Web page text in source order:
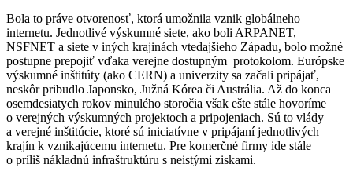
Bola to práve otvorenosť, ktorá umožnila vznik globálneho
internetu. Jednotlivé výskumné siete, ako boli ARPANET,
NSFNET a siete v iných krajinách vtedajšieho Západu, bolo možné
postupne prepojiť vďaka verejne dostupným protokolom. Európske
výskumné inštitúty (ako CERN) a univerzity sa začali pripájať,
neskôr pribudlo Japonsko, Južná Kórea či Austrália. Až do konca
osemdesiatych rokov minulého storočia však ešte stále hovoríme
o verejných výskumných projektoch a pripojeniach. Sú to vlády
a verejné inštitúcie, ktoré sú iniciatívne v pripájaní jednotlivých
krajín k vznikajúcemu internetu. Pre komerčné firmy ide stále
o príliš nákladnú infraštruktúru s neistými ziskami.